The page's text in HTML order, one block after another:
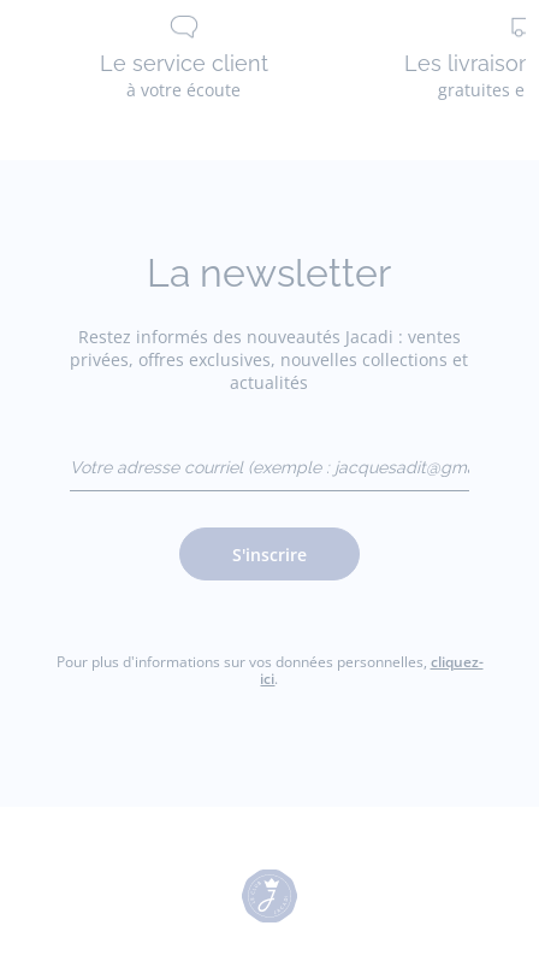
Le service client
à votre écoute
Les
gratuites
La newsletter
Restez informés des nouveautés Jacadi : ventes
privées, offres exclusives, nouvelles collections et
actualités
(exemple :
jacquesadit@gmail.com)
S'inscrire
Pour plus d'informations sur vos données personnelles, cliquez-
ici.